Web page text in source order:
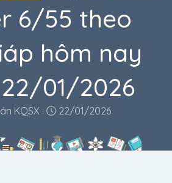
6/55 theo
hôm nay
01/2026
KQSX
N
à
y
22/01/2026